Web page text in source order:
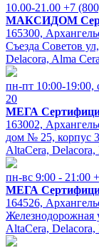
10.00-21.00 +7
МАКСИДОМ
165300,
Съезда Советов
Delacora, Alma
пн-пт 10:00-19:00,
20
МЕГА
163002,
дом № 25, корпус 3
AltaCera,
пн-вс 9:00 - 21:00
МЕГА
164526,
AltaCera, Delacora,